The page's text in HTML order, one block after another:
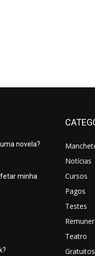
novela?
minha
Notícias
Cursos
Pagos
Testes
Teatro
Gratuitos